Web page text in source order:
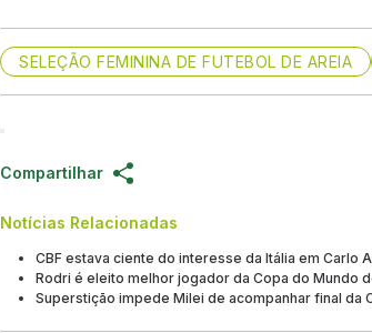
SELEÇÃO FEMININA DE FUTEBOL DE AREIA
Compartilhar
Notícias Relacionadas
CBF estava ciente do interesse da Itália em Carlo
Rodri é eleito melhor jogador da Copa do Mundo
Superstição impede Milei de acompanhar final da